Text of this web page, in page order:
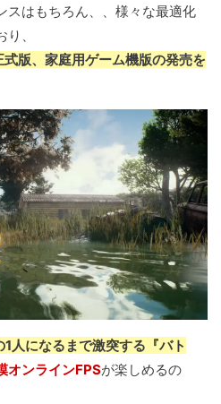
スはもちろん、、様々な最適化
、
版、家庭用ゲーム機版の発売を
人になるまで激突する『バト
オンラインFPSが楽しめるの